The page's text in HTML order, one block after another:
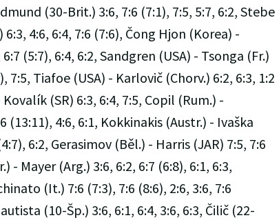
(30-Brit.) 3:6, 7:6 (7:1), 7:5, 5:7, 6:2, Stebe
4:6, 6:4, 7:6 (7:6), Čong Hjon (Korea) -
(5:7), 6:4, 6:2, Sandgren (USA) - Tsonga (Fr.)
7:5, Tiafoe (USA) - Karlovič (Chorv.) 6:2, 6:3, 1:2
(SR) 6:3, 6:4, 7:5, Copil (Rum.) -
(13:11), 4:6, 6:1, Kokkinakis (Austr.) - Ivaška
6:2, Gerasimov (Běl.) - Harris (JAR) 7:5, 7:6
- Mayer (Arg.) 3:6, 6:2, 6:7 (6:8), 6:1, 6:3,
(It.) 7:6 (7:3), 7:6 (8:6), 2:6, 3:6, 7:6
(10-Šp.) 3:6, 6:1, 6:4, 3:6, 6:3, Čilič (22-